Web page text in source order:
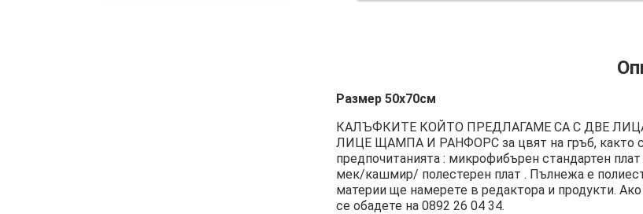
Размер 50х70см
КАЛЪФКИТЕ КОЙТО ПРЕДЛАГАМЕ СА С ДВЕ
ЛИЦЕ ЩАМПА И РАНФОРС за цвят на гръб, както
предпочитанията : микрофибърен стандартен
мек/кашмир/ полестерен плат . Пълнежа е
материи ще намерете в редактора и продукти.
се обадете на 0892 26 04 34.